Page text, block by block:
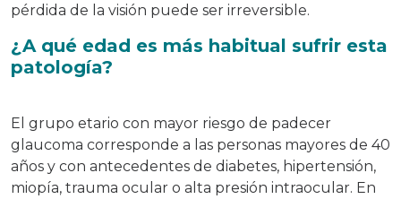
pérdida de la visión puede ser irreversible.
¿A qué edad es más habitual sufrir esta
patología?
El grupo etario con mayor riesgo de padecer
glaucoma corresponde a las personas mayores de 40
años y con antecedentes de diabetes, hipertensión,
miopía, trauma ocular o alta presión intraocular. En